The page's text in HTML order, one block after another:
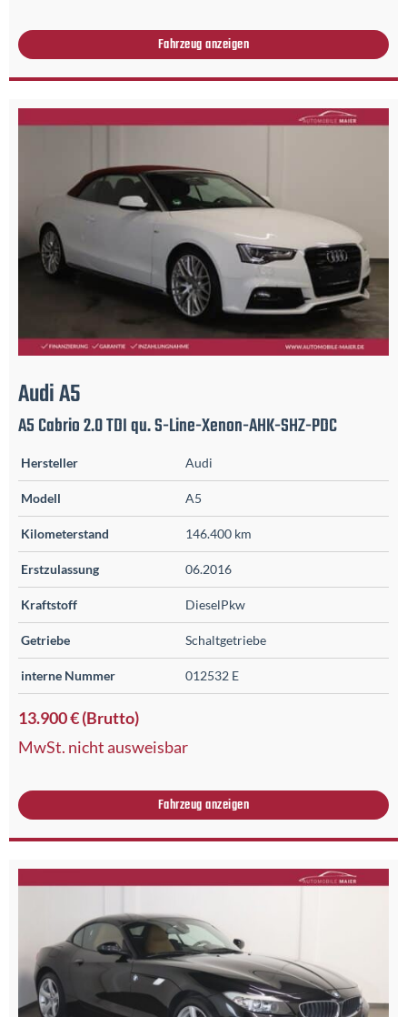
Fahrzeug anzeigen
AudiA5
A5 Cabrio 2.0 TDI qu. S-Line-Xenon-AHK-SHZ-PDC
Hersteller Audi
Modell A5
Kilometerstand 146.400 km
Erstzulassung 06.2016
Kraftstoff DieselPkw
Getriebe Schaltgetriebe
interne Nummer 012532 E
13.900 € (Brutto)
MwSt. nicht ausweisbar
Fahrzeug anzeigen